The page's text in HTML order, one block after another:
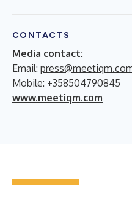
CONTACTS
Media contact:
Email:
Mobile: +358504790845
www.meetiqm.com